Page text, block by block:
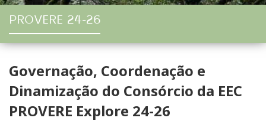
PROVERE 24-26
Governação, Coordenação e
Dinamização do Consórcio da EEC
PROVERE Explore 24-26